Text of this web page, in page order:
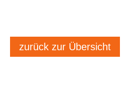
zurück zur Übersicht